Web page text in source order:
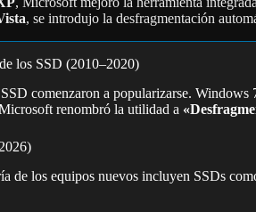
, se introdujo la desfragmentación
los SSD (2010–2020)
comenzaron a popularizarse.
renombró la utilidad a
de los equipos nuevos incluyen SSDs